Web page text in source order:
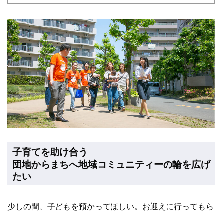
子育てを助け合う
団地からまちへ地域コミュニティーの輪を広げ
たい
少しの間、子どもを預かってほしい。お迎えに行ってもら